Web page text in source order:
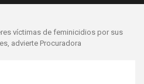
víctimas de feminicidios por sus
advierte Procuradora